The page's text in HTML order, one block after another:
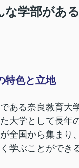
学部があ
特色と立地
ある奈良教育大
大学として長年
全国から集まり、
学ぶことができ